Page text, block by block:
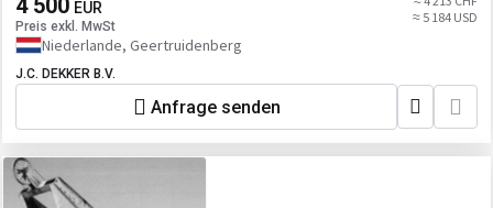
4 500 EUR
Preis exkl. MwSt
≈ 5 184 USD
Niederlande, Geertruidenberg
J.C. DEKKER B.V.
Anfrage senden